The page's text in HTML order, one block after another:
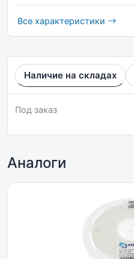
Все характеристики
Наличие на складах
Под заказ
Аналоги